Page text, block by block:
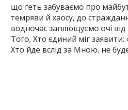
що геть забуваємо про
темряви й хаосу, до
водночас заплющуємо очі від
Того, Хто єдиний міг заявити:
Хто йде вслід за Мною, не